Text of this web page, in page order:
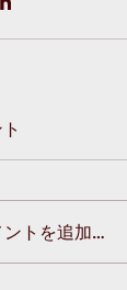
ントを追加…